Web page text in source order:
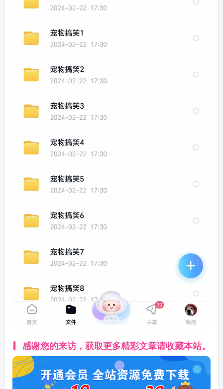
感谢您的来访，获取更多精彩文章请收藏本站。